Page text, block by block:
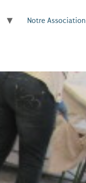
Notre Association